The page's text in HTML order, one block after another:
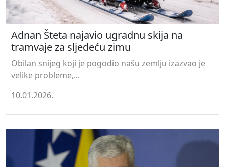
Adnan Šteta najavio ugradnu skija na
tramvaje za sljedeću zimu
Obilan snijeg koji je pogodio našu zemlju izazvao je
velike probleme,...
10.01.2026.